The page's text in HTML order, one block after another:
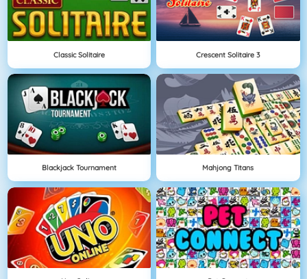
Classic Solitaire Crescent Solitaire 3
Blackjack Tournament Mahjong Titans